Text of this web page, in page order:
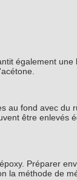
également une
au fond avec du
être enlevés
Préparer
la méthode de